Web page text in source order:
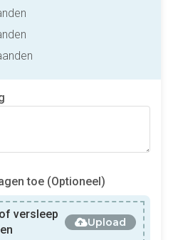
toe (Optioneel)
of versleep
Upload